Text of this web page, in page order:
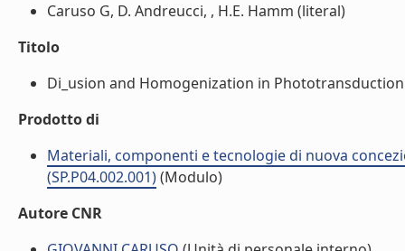
Caruso G, D. Andreucci, , H.E. Hamm (literal)
Titolo
Di_usion and Homogenization in
Prodotto di
Materiali, componenti e tecnologie di nuova
(SP.P04.002.001)(Modulo)
Autore CNR